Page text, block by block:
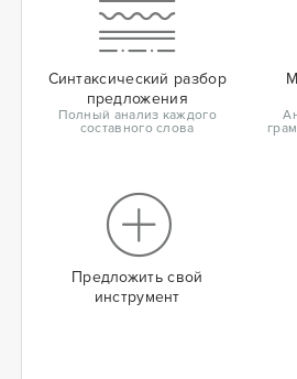
Синтаксический разбор
предложения
Полный анализ каждого
составного слова
Предложить свой
инструмент